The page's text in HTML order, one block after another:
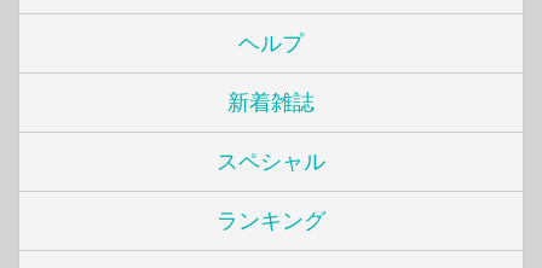
ヘルプ
新着雑誌
スペシャル
ランキング